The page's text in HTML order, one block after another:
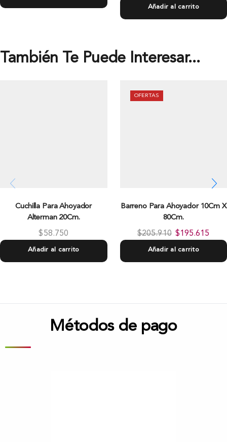
Añadir al carrito
También Te Puede Interesar...
Cuchilla Para Ahoyador
Alterman 20Cm.
$58.750
Añadir al carrito
OFERTAS
Barreno Para Ahoyador 10Cm X
80Cm.
$205.910 $195.615
Añadir al carrito
Métodos de pago